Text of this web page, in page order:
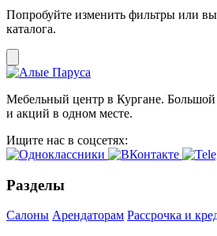
Попробуйте изменить фильтры или
каталога.
Мебельный центр в Кургане.
и акций в одном месте.
Ищите нас в соцсетях:
Разделы
Салоны Арендаторам Рассрочка и